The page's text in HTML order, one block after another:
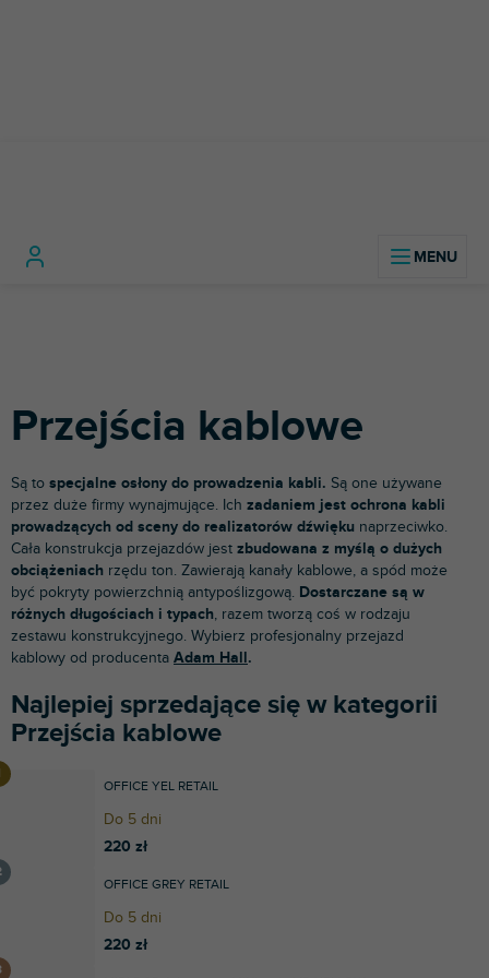
Przejścia kablowe
Są to specjalne osłony do prowadzenia kabli. Są one używane
przez duże firmy wynajmujące. Ich zadaniem jest ochrona kabli
prowadzących od sceny do realizatorów dźwięku naprzeciwko.
Cała konstrukcja przejazdów jest zbudowana z myślą o dużych
obciążeniach rzędu ton. Zawierają kanały kablowe, a spód może
być pokryty powierzchnią antypoślizgową. Dostarczane są w
różnych długościach i typach, razem tworzą coś w rodzaju
zestawu konstrukcyjnego. Wybierz profesjonalny przejazd
kablowy od producenta Adam Hall.
Najlepiej sprzedające się w kategorii
Przejścia kablowe
OFFICE YEL RETAIL
Do 5 dni
220 zł
OFFICE GREY RETAIL
Do 5 dni
220 zł